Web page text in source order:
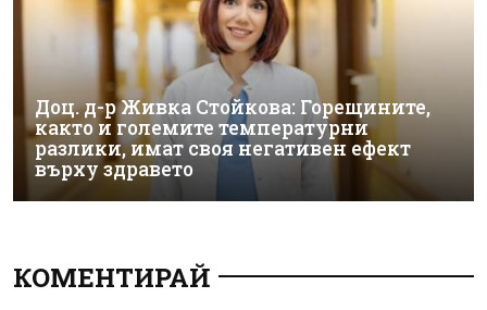
Доц. д-р Живка Стойкова: Горещините,
както и големите температурни
разлики, имат своя негативен ефект
върху здравето
КОМЕНТИРАЙ